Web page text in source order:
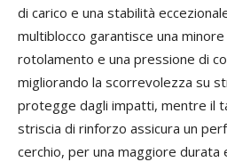
di carico e una stabilità
multiblocco garantisce una
rotolamento e una pressione di
migliorando la scorrevolezza su
protegge dagli impatti, mentre il
striscia di rinforzo assicura un
cerchio, per una maggiore durata